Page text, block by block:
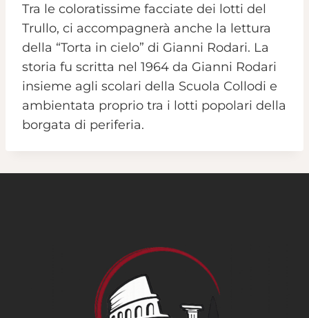
Tra le coloratissime facciate dei lotti del
Trullo, ci accompagnerà anche la lettura
della “Torta in cielo” di Gianni Rodari. La
storia fu scritta nel 1964 da Gianni Rodari
insieme agli scolari della Scuola Collodi e
ambientata proprio tra i lotti popolari della
borgata di periferia.